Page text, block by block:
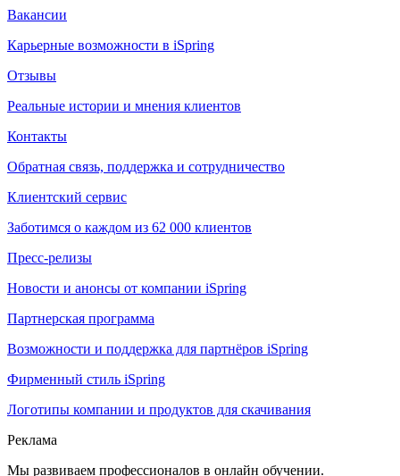
Вакансии
Карьерные возможности в iSpring
Отзывы
Реальные истории и мнения клиентов
Контакты
Обратная связь, поддержка и сотрудничество
Клиентский сервис
Заботимся о каждом из 62 000 клиентов
Пресс-релизы
Новости и анонсы от компании iSpring
Партнерская программа
Возможности и поддержка для партнёров iSpring
Фирменный стиль iSpring
Логотипы компании и продуктов для скачивания
Реклама
Мы развиваем профессионалов в онлайн обучении.